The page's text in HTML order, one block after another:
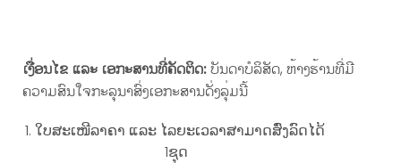
ເງື່ອນໄຂ ແລະ ເອກະສານ​ທີ່​ຄັດ​ຕິດ:ບັນດາບໍລິສັດ, ຫ້າງຮ້ານທີ່ມີ
ຄວາມສົນໃຈກະລຸນາສົ່ງເອກະສານດັ່ງລຸ່ມນີ້
ໃບສະເໜີລາຄາ ແລະ ໄລຍະເວລາສາມາດສົ່ງລົດໄດ້
1ຊຸດ